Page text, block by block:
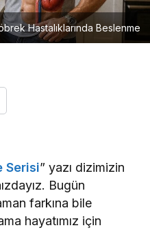
Hastalıklarında Beslenme
Serisi” yazı dizimizin
Bugün
farkına bile
hayatımız için